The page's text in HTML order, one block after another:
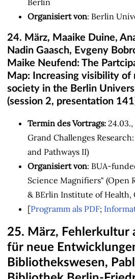
Organisiert von: Berlin
24. März, Maaike Duine,
Nadin Gaasch, Evgeny
Maike Neufend: The
Map: Increasing visibility of
society in the Berlin
(session 2, presentation
Termin des Vortrags: 24.03.,
Grand Challenges
and Pathways II)
Organisiert von: BUA-
Science Magnifiers" (Open
& BErlin Institute of Health,
[Programm als PDF;
25. März, Fehlerkultur
für neue
Bibliothekswesen,